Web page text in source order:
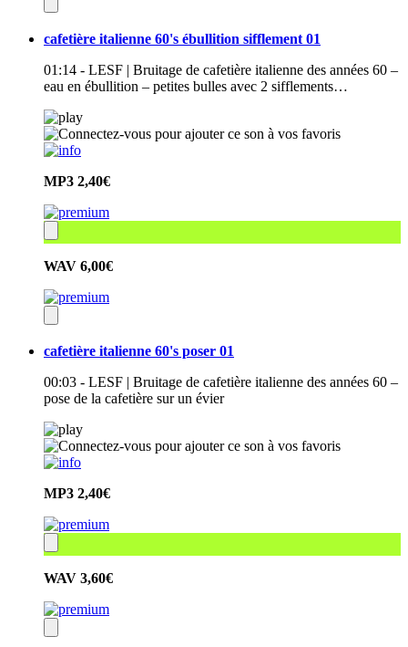
cafetière italienne 60's ébullition sifflement 01
01:14 - LESF | Bruitage de cafetière italienne des années 60 –
eau en ébullition – petites bulles avec 2 sifflements…
MP3 2,40€
WAV 6,00€
cafetière italienne 60's poser 01
00:03 - LESF | Bruitage de cafetière italienne des années 60 –
pose de la cafetière sur un évier
MP3 2,40€
WAV 3,60€